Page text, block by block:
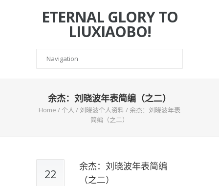
ETERNAL GLORY TO
LIUXIAOBO!
余杰：刘晓波年表简编（之二）
Home /个人 /刘晓波个人资料/余杰：刘晓波年表
简编（之二）
22
余杰：刘晓波年表简编
（之二）